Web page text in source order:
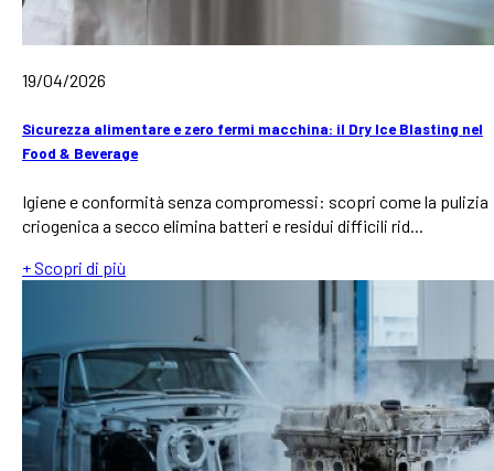
19/04/2026
Sicurezza alimentare e zero fermi macchina: il Dry Ice Blasting nel
Food & Beverage
Igiene e conformità senza compromessi: scopri come la pulizia
criogenica a secco elimina batteri e residui difficili rid...
+ Scopri di più